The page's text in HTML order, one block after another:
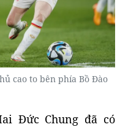
cao to bên phía Bồ Đào
Đức Chung đã có